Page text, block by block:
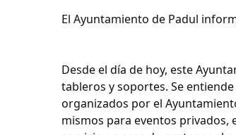
El Ayuntamiento de Padul
Desde el día de hoy, este
tableros y soportes. Se
organizados por el
mismos para eventos